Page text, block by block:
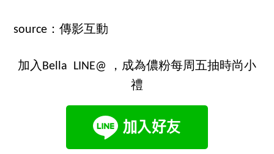
source：傳影互動
加入Bella LINE@ ，成為儂粉每周五抽時尚小
禮